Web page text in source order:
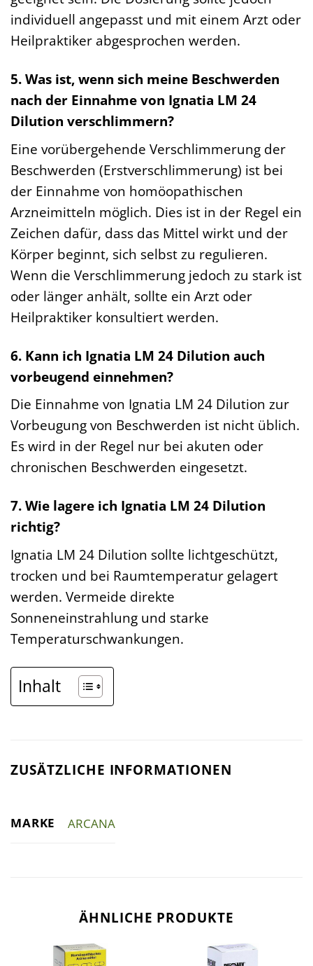
individuell angepasst und mit einem Arzt oder
Heilpraktiker abgesprochen werden.
5. Was ist, wenn sich meine Beschwerden
nach der Einnahme von Ignatia LM 24
Dilution verschlimmern?
Eine vorübergehende Verschlimmerung der
Beschwerden (Erstverschlimmerung) ist bei
der Einnahme von homöopathischen
Arzneimitteln möglich. Dies ist in der Regel ein
Zeichen dafür, dass das Mittel wirkt und der
Körper beginnt, sich selbst zu regulieren.
Wenn die Verschlimmerung jedoch zu stark ist
oder länger anhält, sollte ein Arzt oder
Heilpraktiker konsultiert werden.
6. Kann ich Ignatia LM 24 Dilution auch
vorbeugend einnehmen?
Die Einnahme von Ignatia LM 24 Dilution zur
Vorbeugung von Beschwerden ist nicht üblich.
Es wird in der Regel nur bei akuten oder
chronischen Beschwerden eingesetzt.
7. Wie lagere ich Ignatia LM 24 Dilution
richtig?
Ignatia LM 24 Dilution sollte lichtgeschützt,
trocken und bei Raumtemperatur gelagert
werden. Vermeide direkte
Sonneneinstrahlung und starke
Temperaturschwankungen.
Inhalt
ZUSÄTZLICHE INFORMATIONEN
MARKE ARCANA
ÄHNLICHE PRODUKTE